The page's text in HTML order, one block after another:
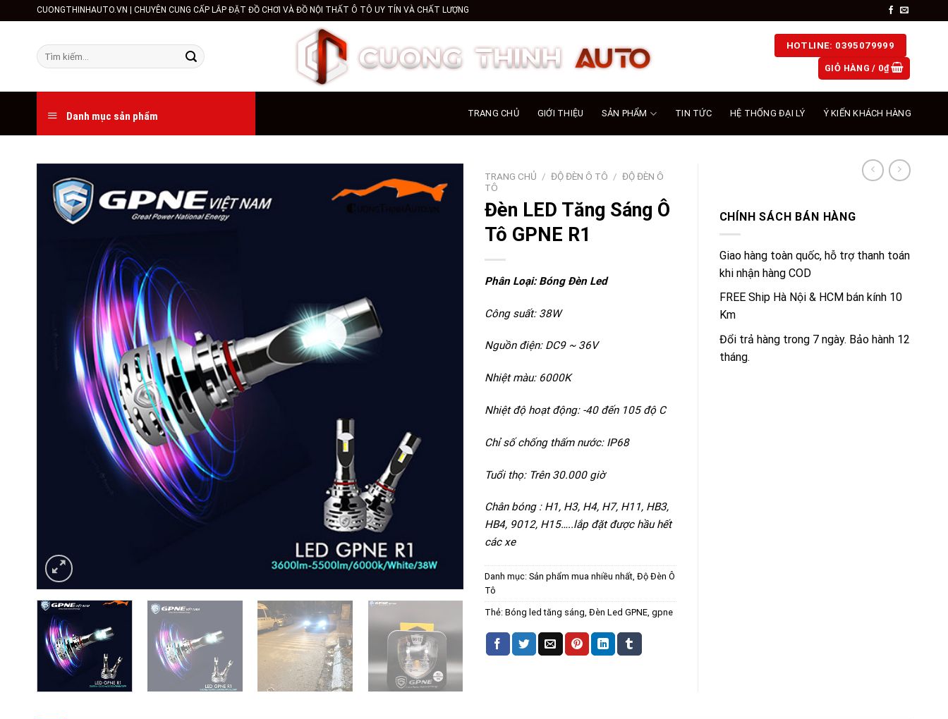
to
CUONGTHINHAUTO.VN | CHUYÊN CUNG CẤP LẮP ĐẶT ĐỒ CHƠI VÀ ĐỒ NỘI THẤT Ô TÔ UY TÍN VÀ CHẤT LƯỢNG
Tìm
kiếm:
HOTLINE: 0395079999
GIỎ HÀNG / 0₫
Danh mục sản phẩm TRANG CHỦ GIỚI THIỆU SẢN PHẨM TIN TỨC HỆ THỐNG ĐẠI LÝ Ý KIẾN KHÁCH HÀNG
TRANG CHỦ / ĐỘ ĐÈN Ô TÔ / ĐỘ ĐÈN Ô
TÔ
Đèn LED Tăng Sáng Ô
Tô GPNE R1
Phân Loại: Bóng Đèn Led
Công suất: 38W
Nguồn điện: DC9 ~ 36V
Nhiệt màu: 6000K
Nhiệt độ hoạt động: -40 đến 105 độ C
Chỉ số chống thấm nước: IP68
Tuổi thọ: Trên 30.000 giờ
Chân bóng : H1, H3, H4, H7, H11, HB3,
HB4, 9012, H15…..lắp đặt được hầu hết
các xe
Danh mục: Sản phẩm mua nhiều nhất, Độ Đèn Ô
Tô
Thẻ: Bóng led tăng sáng, Đèn Led GPNE, gpne
CHÍNH SÁCH BÁN HÀNG
Giao hàng toàn quốc, hỗ trợ thanh toán
khi nhận hàng COD
FREE Ship Hà Nội & HCM bán kính 10
Km
Đổi trả hàng trong 7 ngày. Bảo hành 12
tháng.